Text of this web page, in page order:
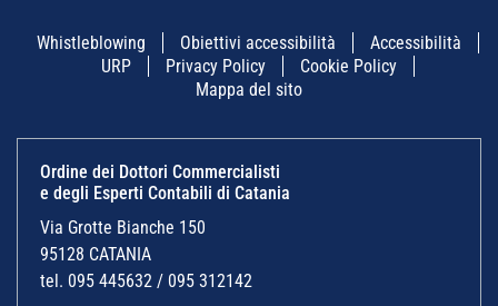
Whistleblowing Obiettivi accessibilità
Accessibilità
URP
Privacy Policy
Cookie Policy
Mappa del sito
Ordine dei Dottori Commercialisti
e degli Esperti Contabili di Catania
Via Grotte Bianche 150
95128 CATANIA
tel. 095 445632 / 095 312142